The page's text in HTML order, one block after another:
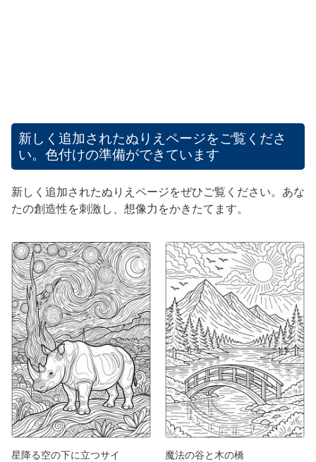
新しく追加されたぬりえページをご覧くださ
い。色付けの準備ができています
新しく追加されたぬりえページをぜひご覧ください。あな
たの創造性を刺激し、想像力をかきたてます。
星降る空の下に立つサイ
魔法の谷と木の橋